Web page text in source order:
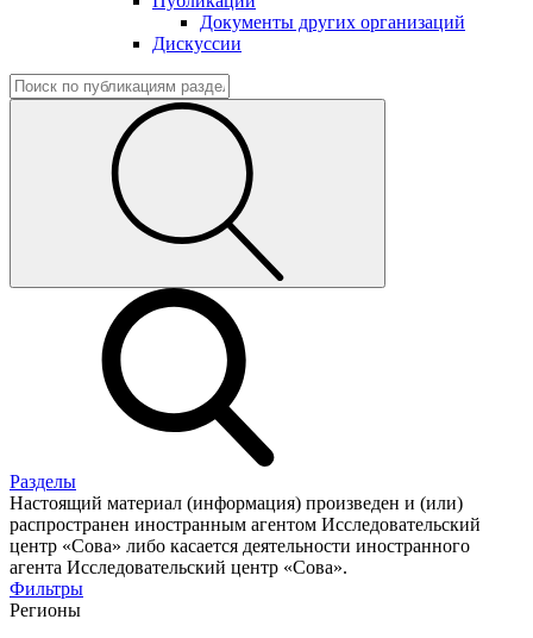
Документы других организаций
Дискуссии
Разделы
Настоящий материал (информация) произведен и (или)
распространен иностранным агентом Исследовательский
центр «Сова» либо касается деятельности иностранного
агента Исследовательский центр «Сова».
Фильтры
Регионы